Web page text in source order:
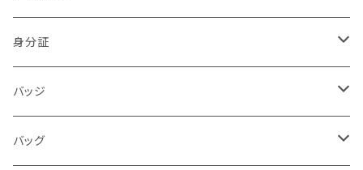
警察犬・検索犬・救助犬
消防
災害時支援
中敷
簡易式
使い捨て
身分証
バッジ
災害時医療情報カード
バッジ
POLICE
バッグ